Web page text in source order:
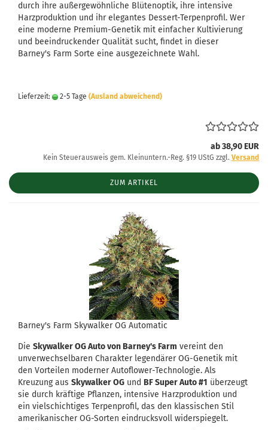
durch ihre außergewöhnliche Blütenoptik, ihre intensive
Harzproduktion und ihr elegantes Dessert-Terpenprofil. Wer
eine moderne Premium-Genetik mit einfacher Kultivierung
und beeindruckender Qualität sucht, findet in dieser
Barney's Farm Sorte eine ausgezeichnete Wahl.
Lieferzeit: 2-5 Tage (Ausland abweichend)
ab 38,90 EUR
Kein Steuerausweis gem. Kleinuntern.-Reg. §19 UStG zzgl. Versand
ZUM ARTIKEL
Barney's Farm Skywalker OG Automatic
Die Skywalker OG Auto von Barney's Farm vereint den
unverwechselbaren Charakter legendärer OG-Genetik mit
den Vorteilen moderner Autoflower-Technologie. Als
Kreuzung aus Skywalker OG und BF Super Auto #1 überzeugt
sie durch kräftige Pflanzen, intensive Harzproduktion und
ein vielschichtiges Terpenprofil, das den klassischen Stil
amerikanischer OG-Sorten eindrucksvoll widerspiegelt.